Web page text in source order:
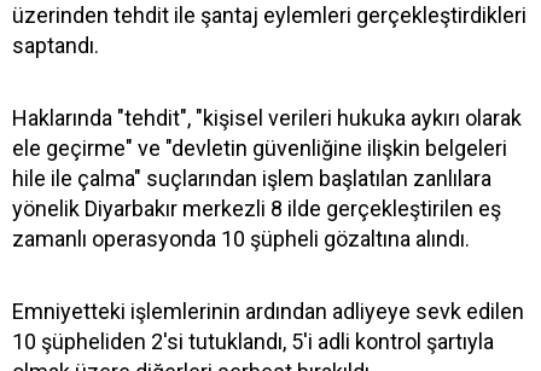
üzerinden tehdit ile şantaj eylemleri gerçekleştirdikleri
saptandı.
Haklarında "tehdit", "kişisel verileri hukuka aykırı olarak
ele geçirme" ve "devletin güvenliğine ilişkin belgeleri
hile ile çalma" suçlarından işlem başlatılan zanlılara
yönelik Diyarbakır merkezli 8 ilde gerçekleştirilen eş
zamanlı operasyonda 10 şüpheli gözaltına alındı.
Emniyetteki işlemlerinin ardından adliyeye sevk edilen
10 şüpheliden 2'si tutuklandı, 5'i adli kontrol şartıyla